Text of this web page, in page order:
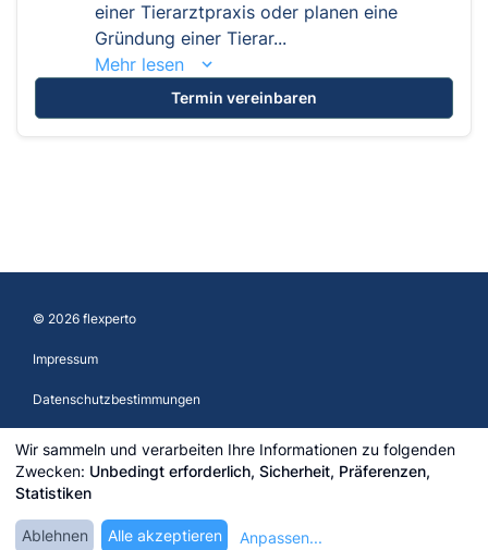
einer Tierarztpraxis oder planen eine
Gründung einer Tierar...
Mehr lesen
Termin vereinbaren
© 2026 flexperto
Impressum
Datenschutzbestimmungen
Einloggen
Registrieren
Wir sammeln und verarbeiten Ihre Informationen zu folgenden
Zwecken: Unbedingt erforderlich, Sicherheit, Präferenzen,
Statistiken
Ablehnen Alle akzeptieren Anpassen...